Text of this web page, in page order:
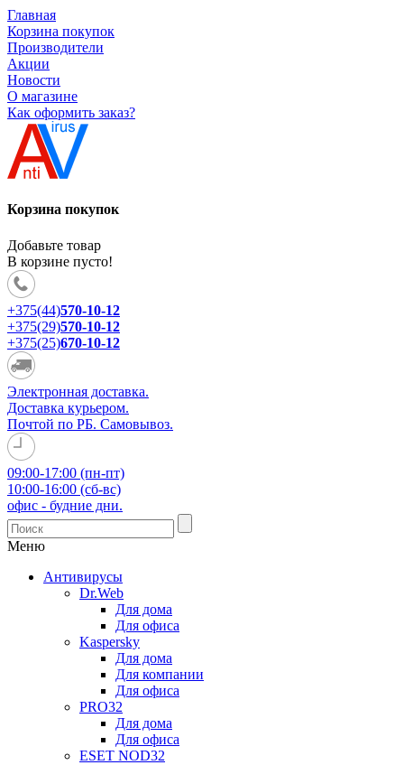
Главная
Корзина покупок
Производители
Акции
Новости
О магазине
Как оформить заказ?
Корзина покупок
Добавьте товар
В корзине пусто!
+375(44)570-10-12
+375(29)570-10-12
+375(25)670-10-12
Электронная доставка.
Доставка курьером.
Почтой по РБ. Самовывоз.
09:00-17:00 (пн-пт)
10:00-16:00 (сб-вс)
офис - будние дни.
Меню
Антивирусы
Dr.Web
Для дома
Для офиса
Kaspersky
Для дома
Для компании
Для офиса
PRO32
Для дома
Для офиса
ESET NOD32